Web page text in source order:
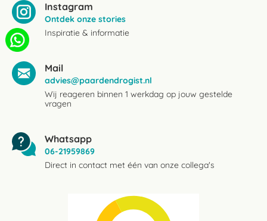
Instagram
Ontdek onze stories
Inspiratie & informatie
Mail
advies@paardendrogist.nl
Wij reageren binnen 1 werkdag op jouw gestelde
vragen
Whatsapp
06-21959869
Direct in contact met één van onze collega's